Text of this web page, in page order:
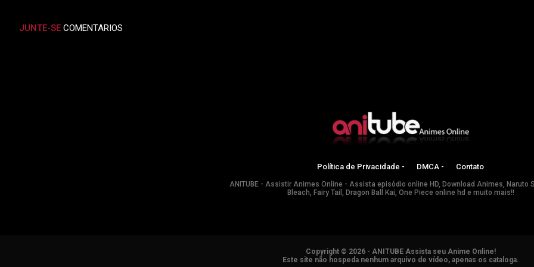
JUNTE-SE COMENTARIOS
Política de Privacidade - DMCA - Contato
ANITUBE - Assistir Animes Online - Assista episódio online HD, Download Animes, Naruto
Bleach, Fairy Tail, Dragon Ball Kai, One Piece online hd e muito mais!!
Copyright © 2026 - ANITUBE Assista seu Anime Online!
Este site não hospeda nenhum arquivo de vídeo, apenas os cataloga.